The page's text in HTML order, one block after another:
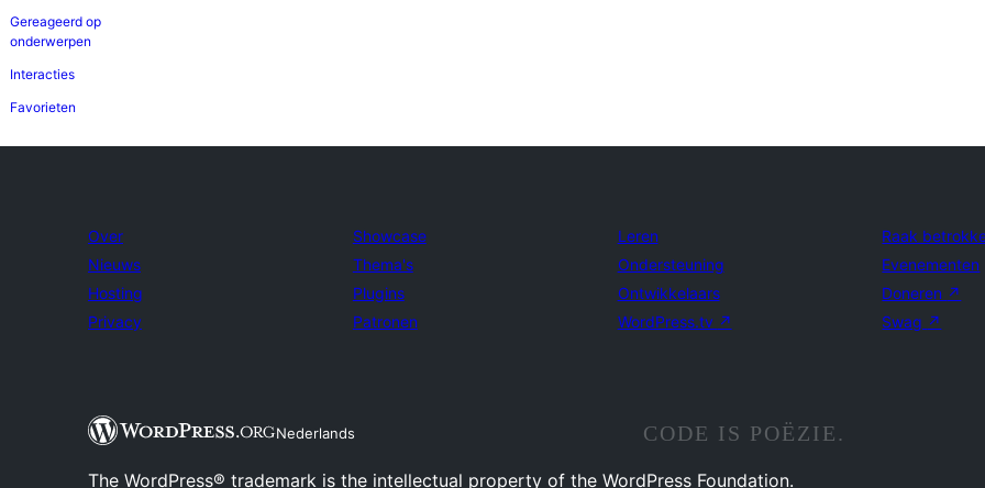
Gereageerd op
onderwerpen
Interacties
Favorieten
Over
Nieuws
Hosting
Privacy
Showcase
Thema's
Plugins
Patronen
Leren
Ondersteuning
Ontwikkelaars
WordPress.tv ↗
Raak
Evenementen
Doneren ↗
Swag ↗
Nederlands CODE IS POËZIE.
The WordPress® trademark is the intellectual property of the WordPress Foundation.